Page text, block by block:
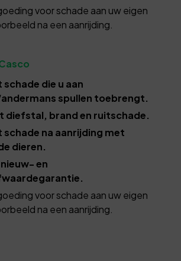
voor schade aan uw eigen
na een aanrijding.
die u aan
spullen toebrengt.
diefstal, brand en ruitschade.
schade na aanrijding met
dieren.
en
voor schade aan uw eigen
na een aanrijding.